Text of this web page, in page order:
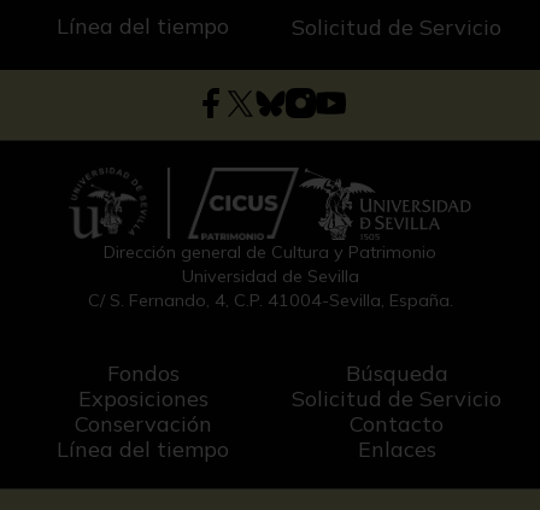
Línea del tiempo Solicitud de Servicio
Dirección general de Cultura y Patrimonio
Universidad de Sevilla
C/ S. Fernando, 4, C.P. 41004-Sevilla, España.
Fondos
Exposiciones
Conservación
Línea del tiempo
Búsqueda
Solicitud de Servicio
Contacto
Enlaces